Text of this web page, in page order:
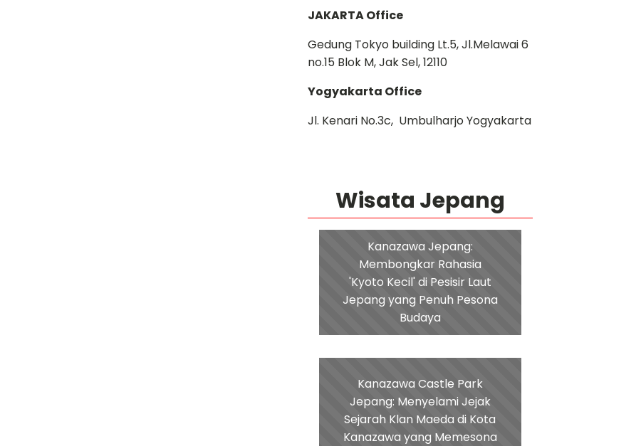
JAKARTA Office
Gedung Tokyo building Lt.5, Jl.Melawai 6
no.15 Blok M, Jak Sel, 12110
Yogyakarta Office
Jl. Kenari No.3c, Umbulharjo Yogyakarta
Wisata Jepang
Kanazawa Jepang:
Membongkar Rahasia
'Kyoto Kecil' di Pesisir Laut
Jepang yang Penuh Pesona
Budaya
Kanazawa Castle Park
Jepang: Menyelami Jejak
Sejarah Klan Maeda di Kota
Kanazawa yang Memesona